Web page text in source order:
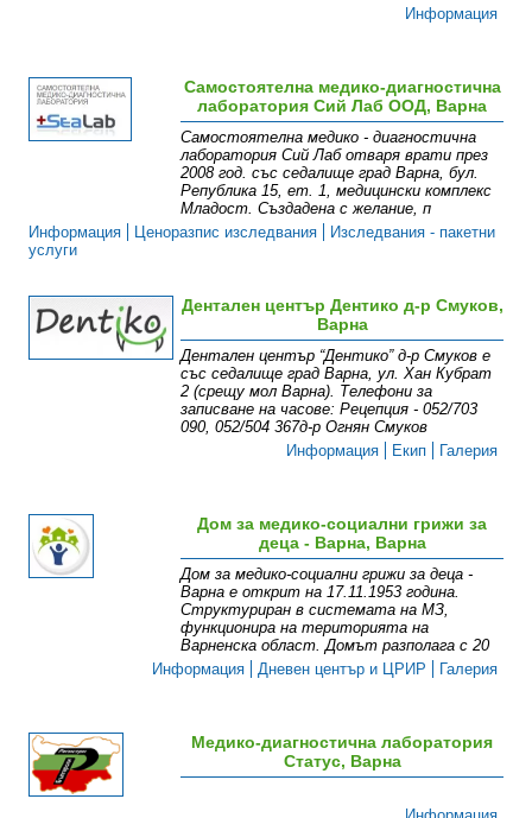
Информация
Самостоятелна медико-диагностична
лаборатория Сий Лаб ООД, Варна
Самостоятелна медико - диагностична
лаборатория Сий Лаб отваря врати през
2008 год. със седалище град Варна, бул.
Република 15, ет. 1, медицински комплекс
Младост. Създадена с желание, п
Информация
Ценоразпис изследвания
Изследвания - пакетни
услуги
Дентален център Дентико д-р Смуков,
Варна
Дентален център “Дентико” д-р Смуков е
със седалище град Варна, ул. Хан Кубрат
2 (срещу мол Варна). Телефони за
записване на часове: Рецепция - 052/703
090, 052/504 367д-р Огнян Смуков
Информация
Екип Галерия
Дом за медико-социални грижи за
деца - Варна, Варна
Дом за медико-социални грижи за деца -
Варна е открит на 17.11.1953 година.
Структуриран в системата на МЗ,
функционира на територията на
Варненска област. Домът разполага с 20
Информация
Дневен център и ЦРИР Галерия
Медико-диагностична лаборатория
Статус, Варна